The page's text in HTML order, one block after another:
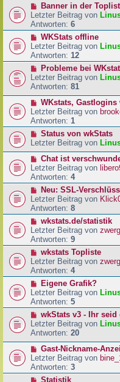
Banner in der
Letzter Beitrag von
Antworten: 6
WKStats offline
Letzter Beitrag von
Antworten: 12
Probleme bei
Letzter Beitrag von
Antworten: 81
WKstats,
Letzter Beitrag von
Antworten: 1
Status von wkStats
Letzter Beitrag von
Chat ist
Letzter Beitrag von
Antworten: 4
Neu: SSL-
Letzter Beitrag von
Antworten: 8
wkstats.de/statistik
Letzter Beitrag von
Antworten: 9
wkstats Topliste
Letzter Beitrag von
Antworten: 4
Eigene Grafik?
Letzter Beitrag von
Antworten: 5
wkStats v3 - Ihr seid
Letzter Beitrag von
Antworten: 20
Gast-Nickname-
Letzter Beitrag von
Antworten: 3
Statistik